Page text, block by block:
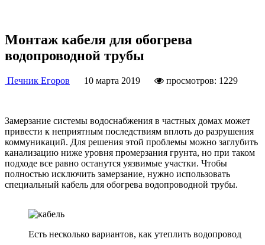
Монтаж кабеля для обогрева
водопроводной трубы
Печник Егоров 10 марта 2019 просмотров: 1229
Замерзание системы водоснабжения в частных домах может
привести к неприятным последствиям вплоть до разрушения
коммуникаций. Для решения этой проблемы можно заглубить
канализацию ниже уровня промерзания грунта, но при таком
подходе все равно останутся уязвимые участки. Чтобы
полностью исключить замерзание, нужно использовать
специальный кабель для обогрева водопроводной трубы.
Есть несколько вариантов, как утеплить водопровод